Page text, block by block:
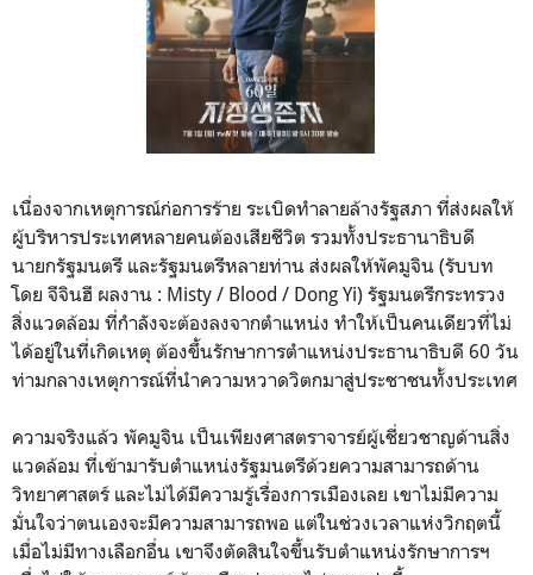
เนื่องจากเหตุการณ์ก่อการร้าย ระเบิดทำลายล้างรัฐสภา ที่ส่งผลให้
ผู้บริหารประเทศหลายคนต้องเสียชีวิต รวมทั้งประธานาธิบดี
นายกรัฐมนตรี และรัฐมนตรีหลายท่าน ส่งผลให้พัคมูจิน (รับบท
โดย จีจินฮี ผลงาน : Misty / Blood / Dong Yi) รัฐมนตรีกระทรวง
สิ่งแวดล้อม ที่กำลังจะต้องลงจากตำแหน่ง ทำให้เป็นคนเดียวที่ไม่
ได้อยู่ในที่เกิดเหตุ ต้องขึ้นรักษาการตำแหน่งประธานาธิบดี 60 วัน
ท่ามกลางเหตุการณ์ที่นำความหวาดวิตกมาสู่ประชาชนทั้งประเทศ
ความจริงแล้ว พัคมูจิน เป็นเพียงศาสตราจารย์ผู้เชี่ยวชาญด้านสิ่ง
แวดล้อม ที่เข้ามารับตำแหน่งรัฐมนตรีด้วยความสามารถด้าน
วิทยาศาสตร์ และไม่ได้มีความรู้เรื่องการเมืองเลย เขาไม่มีความ
มั่นใจว่าตนเองจะมีความสามารถพอ แต่ในช่วงเวลาแห่งวิกฤตนี้
เมื่อไม่มีทางเลือกอื่น เขาจึงตัดสินใจขึ้นรับตำแหน่งรักษาการฯ